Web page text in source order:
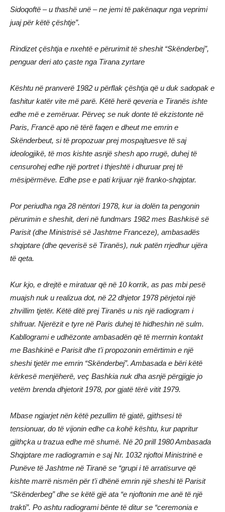
Sidoqoftë – u thashë unë – ne jemi të pakënaqur nga veprimi
juaj për këtë çështje”.
Rindizet çështja e nxehtë e përurimit të sheshit “Skënderbej”,
penguar deri ato çaste nga Tirana zyrtare
Kështu në pranverë 1982 u përflak çështja që u duk sadopak e
fashitur katër vite më parë. Këtë herë qeveria e Tiranës ishte
edhe më e zemëruar. Përveç se nuk donte të ekzistonte në
Paris, Francë apo në tërë faqen e dheut me emrin e
Skënderbeut, si të propozuar prej mospajtuesve të saj
ideologjikë, të mos kishte asnjë shesh apo rrugë, duhej të
censurohej edhe një portret i thjeshtë i dhuruar prej të
mësipërmëve. Edhe pse e pati krijuar një franko-shqiptar.
Por periudha nga 28 nëntori 1978, kur ia dolën ta pengonin
përurimin e sheshit, deri në fundmars 1982 mes Bashkisë së
Parisit (dhe Ministrisë së Jashtme Franceze), ambasadës
shqiptare (dhe qeverisë së Tiranës), nuk patën rrjedhur ujëra
të qeta.
Kur kjo, e drejtë e miratuar që në 10 korrik, as pas mbi pesë
muajsh nuk u realizua dot, në 22 dhjetor 1978 përjetoi një
zhvillim tjetër. Këtë ditë prej Tiranës u nis një radiogram i
shifruar. Njerëzit e tyre në Paris duhej të hidheshin në sulm.
Kabllogrami e udhëzonte ambasadën që të merrnin kontakt
me Bashkinë e Parisit dhe t’i propozonin emërtimin e një
sheshi tjetër me emrin “Skënderbej”. Ambasada e bëri këtë
kërkesë menjëherë, veç Bashkia nuk dha asnjë përgjigje jo
vetëm brenda dhjetorit 1978, por gjatë tërë vitit 1979.
Mbase ngjarjet nën këtë pezullim të gjatë, gjithsesi të
tensionuar, do të vijonin edhe ca kohë kështu, kur papritur
gjithçka u trazua edhe më shumë. Në 20 prill 1980 Ambasada
Shqiptare me radiogramin e saj Nr. 1032 njoftoi Ministrinë e
Punëve të Jashtme në Tiranë se “grupi i të arratisurve që
kishte marrë nismën për t’i dhënë emrin një sheshi të Parisit
“Skënderbeg” dhe se këtë gjë ata “e njoftonin me anë të një
trakti”. Po ashtu radiogrami bënte të ditur se “ceremonia e